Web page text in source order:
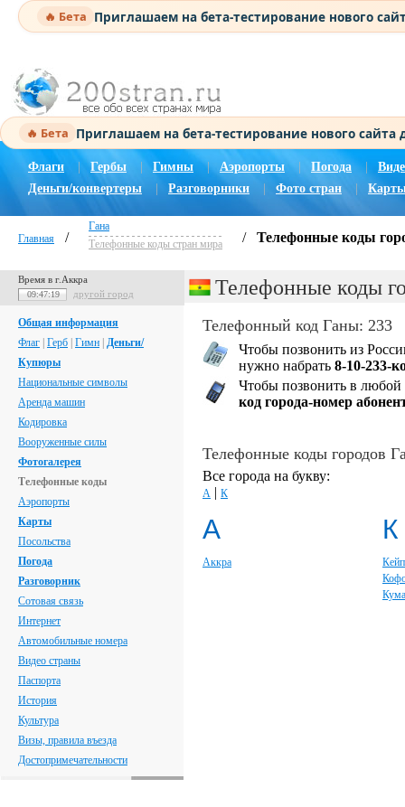
🔥 Бета Приглашаем на бета-тестирование нового
🔥 Бета Приглашаем на бета-тестирование нового
Флаги Гербы Гимны | Аэропорты Погода |
Деньги/конвертеры
Разговорники Фото стран
Главная /
Гана
Телефонные коды стран мира
/ Телефонные коды
Время в г.Аккра
09:47:20 другой город
Общая информация
Флаг Герб Гимн Деньги/
Купюры
Национальные символы
Аренда машин
Кодировка
Вооруженные силы
Фотогалерея
Телефонные коды
Аэропорты
Карты
Посольства
Погода
Разговорник
Сотовая связь
Интернет
Автомобильные номера
Видео страны
Паспорта
История
Культура
Визы, правила въезда
Достопримечательности
Телефонные коды
Телефонный код Ганы: 233
Чтобы позвонить из
нужно набрать 8-10-233-
Чтобы позвонить в любой
код города-номер
Телефонные коды городов
Все города на букву:
А | К
А
Аккра
К